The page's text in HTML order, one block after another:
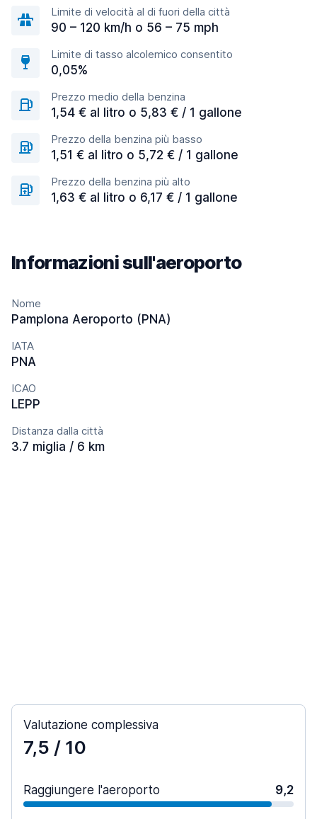
Limite di velocità al di fuori della città
90 – 120 km/h o 56 – 75 mph
Limite di tasso alcolemico consentito
0,05%
Prezzo medio della benzina
1,54 € al litro o 5,83 € / 1 gallone
Prezzo della benzina più basso
1,51 € al litro o 5,72 € / 1 gallone
Prezzo della benzina più alto
1,63 € al litro o 6,17 € / 1 gallone
Informazioni sull'aeroporto
Nome
Pamplona Aeroporto (PNA)
IATA
PNA
ICAO
LEPP
Distanza dalla città
3.7 miglia / 6 km
Valutazione complessiva
7,5 / 10
Raggiungere l'aeroporto 9,2